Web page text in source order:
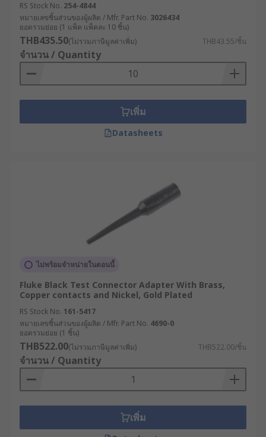
RS Stock No. 254-4844
หมายเลขชิ้นส่วนของผู้ผลิต / Mfr. Part No. 3026434
ยอดรวมย่อย (1 แพ็ค แพ็คละ 10 ชิ้น)
THB435.50(ไม่รวมภาษีมูลค่าเพิ่ม) THB43.55/ชิ้น
จำนวน / Quantity
เพิ่ม
Datasheets
ไม่พร้อมจำหน่ายในตอนนี้
Fluke Black Test Connector Adapter With Brass,
Copper contacts and Nickel, Gold Plated
RS Stock No. 161-5417
หมายเลขชิ้นส่วนของผู้ผลิต / Mfr. Part No. 4690-0
ยอดรวมย่อย (1 ชิ้น)
THB522.00(ไม่รวมภาษีมูลค่าเพิ่ม) THB522.00/ชิ้น
จำนวน / Quantity
เพิ่ม